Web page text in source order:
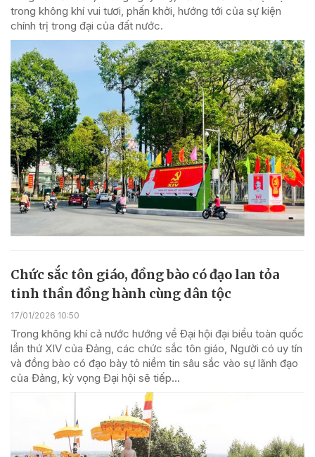
trong không khí vui tươi, phấn khởi, hướng tới của sự kiện
chính trị trong đại của đất nước.
Chức sắc tôn giáo, đồng bào có đạo lan tỏa
tinh thần đồng hành cùng dân tộc
17/01/2026 10:50
Trong không khí cả nước hướng về Đại hội đại biểu toàn quốc
lần thứ XIV của Đảng, các chức sắc tôn giáo, Người có uy tín
và đồng bào có đạo bày tỏ niềm tin sâu sắc vào sự lãnh đạo
của Đảng, kỳ vọng Đại hội sẽ tiếp...